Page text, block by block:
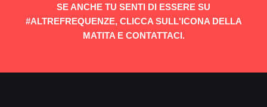
SE ANCHE TU SENTI DI ESSERE SU
#ALTREFREQUENZE, CLICCA SULL'ICONA DELLA
MATITA E CONTATTACI.